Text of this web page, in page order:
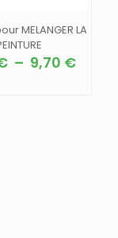
MELANGER LA
– 9,70 €Plage